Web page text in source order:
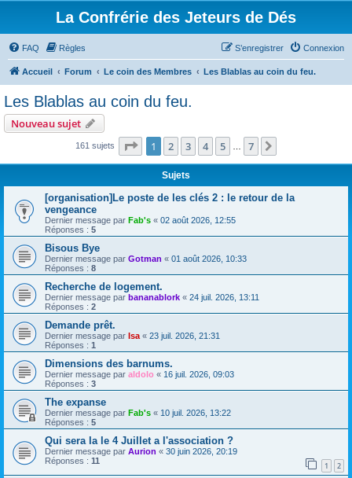
La Confrérie des Jeteurs de Dés
FAQ Règles Connexion
S’enregistrer
Accueil Forum Le coin des Membres Les Blablas au coin du feu.
Les Blablas au coin du feu.
Nouveau sujet
161 sujets Page 1sur7
1 2 3 4 5 7
Sujets
[organisation]Le poste de les clés 2 : le retour de la
vengeance
Dernier message par Fab's « 02 août 2026, 12:55
Réponses : 5
Bisous Bye
Dernier message par Gotman « 01 août 2026, 10:33
Réponses : 8
Recherche de logement.
Dernier message par bananablork « 24 juil. 2026, 13:11
Réponses : 2
Demande prêt.
Dernier message par Isa « 23 juil. 2026, 21:31
Réponses : 1
Dimensions des barnums.
Dernier message par aldolo « 16 juil. 2026, 09:03
Réponses : 3
The expanse
Dernier message par Fab's « 10 juil. 2026, 13:22
Réponses : 5
Qui sera la le 4 Juillet a l'association ?
Dernier message par Aurion « 30 juin 2026, 20:19
Réponses : 11 1 2